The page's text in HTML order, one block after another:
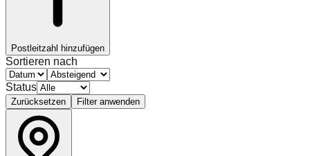
Postleitzahl hinzufügen
Sortieren nach
Status
Zurücksetzen Filter anwenden